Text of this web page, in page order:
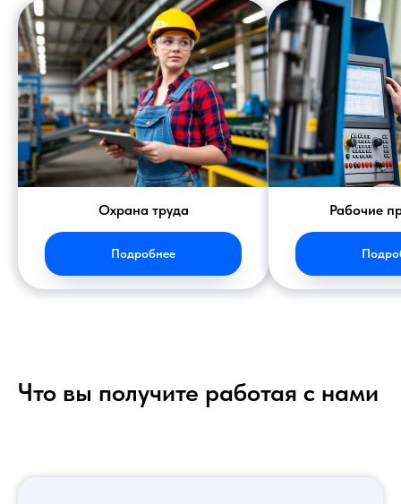
Охрана труда
Подробнее
Рабочие
Что вы получите работая с нами